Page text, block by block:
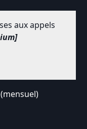
aux appels